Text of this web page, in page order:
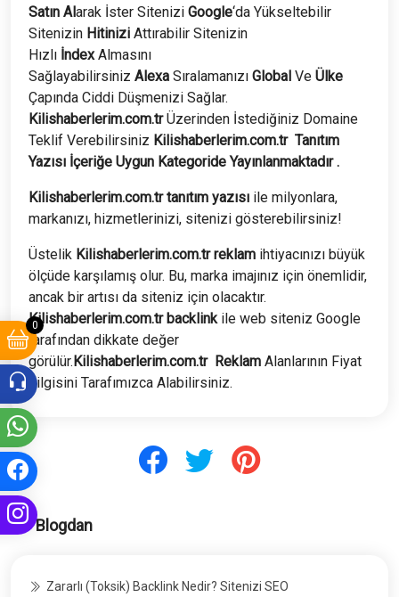
0
Satın Alarak İster Sitenizi Google‘da Yükseltebilir
Sitenizin Hitinizi Attırabilir Sitenizin
Hızlı İndexAlmasını
Sağlayabilirsiniz Alexa Sıralamanızı Global Ve Ülke
Çapında Ciddi Düşmenizi Sağlar.
Kilishaberlerim.com.tr Üzerinden İstediğiniz Domaine
Teklif Verebilirsiniz Kilishaberlerim.com.tr Tanıtım
Yazısı İçeriğe Uygun Kategoride Yayınlanmaktadır .
Kilishaberlerim.com.tr tanıtım yazısı ile milyonlara,
markanızı, hizmetlerinizi, sitenizi gösterebilirsiniz!
Üstelik Kilishaberlerim.com.tr reklam ihtiyacınızı büyük
ölçüde karşılamış olur. Bu, marka imajınız için önemlidir,
ancak bir artısı da siteniz için olacaktır.
Kilishaberlerim.com.tr backlinkile web siteniz Google
tarafından dikkate değer
görülür.Kilishaberlerim.com.tr Reklam Alanlarının Fiyat
bilgisini Tarafımızca Alabilirsiniz.
Blogdan
Zararlı (Toksik) Backlink Nedir? Sitenizi SEO